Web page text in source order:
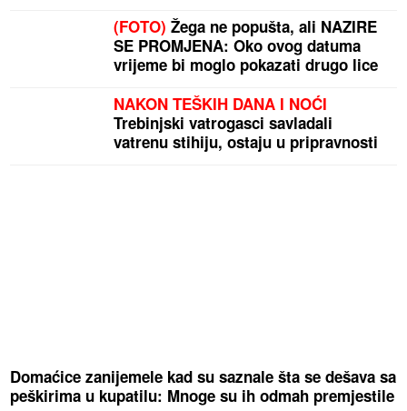
(FOTO) Žega ne popušta, ali NAZIRE
SE PROMJENA: Oko ovog datuma
vrijeme bi moglo pokazati drugo lice
NAKON TEŠKIH DANA I NOĆI
Trebinjski vatrogasci savladali
vatrenu stihiju, ostaju u pripravnosti
Domaćice zanijemele kad su saznale šta se dešava sa
peškirima u kupatilu: Mnoge su ih odmah premjestile